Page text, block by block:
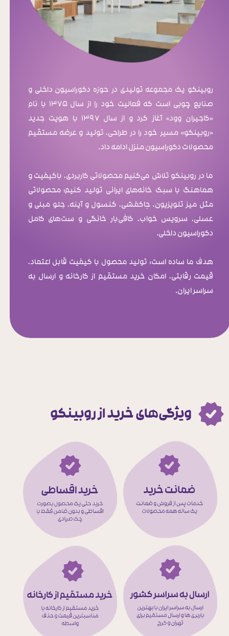
روبینکو یک مجموعه تولیدی در حوزه دکوراسیون داخلی و
صنایع چوبی است که فعالیت خود را از سال ۱۳۷۵ با نام
«کاجیران وود» آغاز کرد و از سال ۱۳۹۷ با هویت جدید
«روبینکو» مسیر خود را در طراحی، تولید و عرضه مستقیم
محصولات دکوراسیون منزل ادامه داد.
ما در روبینکو تلاش می‌کنیم محصولاتی کاربردی، باکیفیت و
هماهنگ با سبک خانه‌های ایرانی تولید کنیم؛ محصولاتی
مثل میز تلویزیون، جاکفشی، کنسول و آینه، جلو مبلی و
عسلی، سرویس خواب، کافی‌بار خانگی و ست‌های کامل
دکوراسیون داخلی.
هدف ما ساده است: تولید محصول با کیفیت قابل اعتماد،
قیمت رقابتی، امکان خرید مستقیم از کارخانه و ارسال به
سراسر ایران.
ویژگی‌های خرید از روبینکو